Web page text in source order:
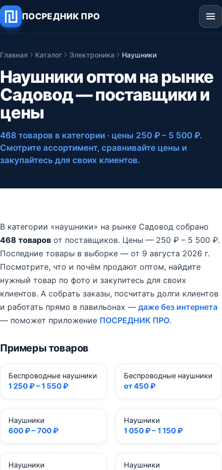
ПОСРЕДНИК ПРО
Главная Каталог Электроника Наушники
Наушники оптом на рынке
Садовод — поставщики и
цены
468 товаров в категории · цены 250 ₽ – 5 500 ₽.
Смотрите ассортимент, сравнивайте цены и
закупайтесь для своих клиентов.
В категории «наушники» на рынке Садовод собрано
468 товаров от поставщиков. Цены — 250 ₽ – 5 500 ₽.
Последние товары в выборке — от 9 августа 2026 г.
Посмотрите, что и почём продают оптом, найдите
нужный товар по фото и закупитесь для своих
клиентов. А собрать заказы, посчитать долги клиентов
и работать прямо в павильонах — даже без интернета
— поможет приложение ПОСРЕДНИК ПРО.
Примеры товаров
Беспроводные наушники
1 250 ₽ – 1 550 ₽
Беспроводные наушники
от 450 ₽
Наушники
600 ₽ – 700 ₽
Наушники
1 050 ₽ – 1 150 ₽
Наушники Наушники